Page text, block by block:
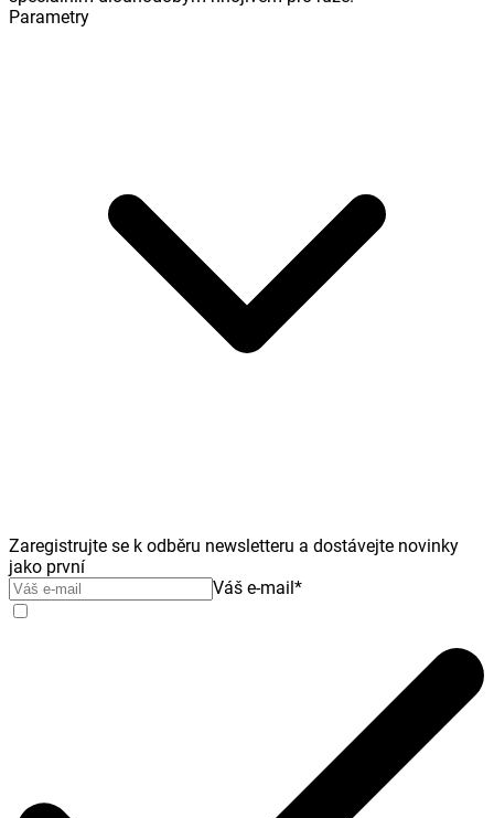
Parametry
Zaregistrujte se k odběru newsletteru a dostávejte novinky
jako první
Váš e-mail*